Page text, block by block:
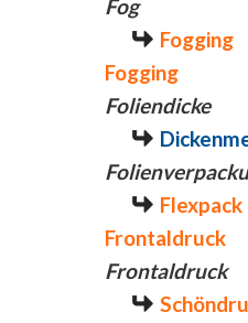
Fog
Fogging
Fogging
Foliendicke
Flexpack
Frontaldruck
Frontaldruck